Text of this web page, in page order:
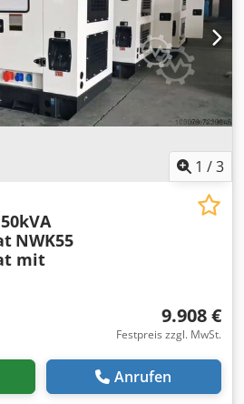
1 /3
NWK55
mit
9.908 €
Festpreis zzgl. MwSt.
Anrufen